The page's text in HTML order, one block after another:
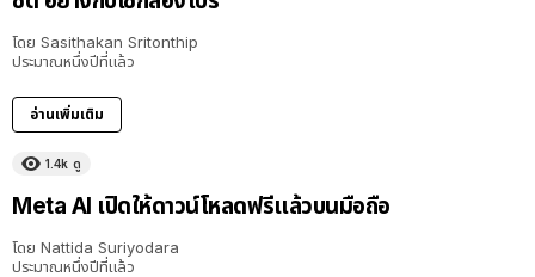
โดย Sasithakan Sritonthip
ประมาณหนึ่งปีที่แล้ว
อ่านเพิ่มเติม
1.4k ดู
Meta AI เปิดให้ดาวน์โหลดฟรีแล้วบนมือถือ
โดย Nattida Suriyodara
ประมาณหนึ่งปีที่แล้ว